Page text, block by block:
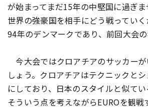
が始まってまだ15年の中堅国に過ぎ
世界の強豪国を相手にどう戦ってい
94年のデンマークであり、前回大会の
今大会ではクロアチアのサッカー
しょう。クロアチアはテクニックと
にしており、日本のスタイルと似てい
そういう点を考えながらEUROを観戦